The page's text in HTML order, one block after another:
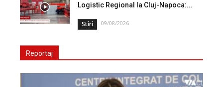
Logistic Regional la Cluj-Napoca:...
Stiri 09/08/2026
Reportaj